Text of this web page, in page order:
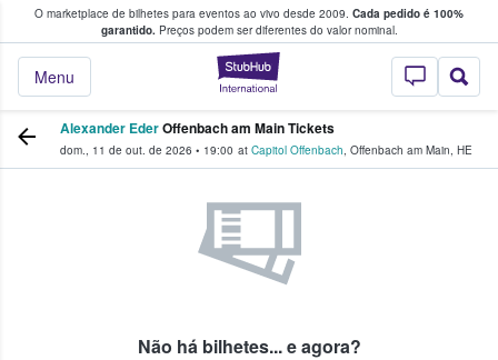
O marketplace de bilhetes para eventos ao vivo desde 2009. Cada pedido é 100%
garantido.Preços podem ser diferentes do valor nominal.
StubHub – onde
Menu
fãs compram e vendem bilhetes
Alexander EderOffenbach am Main Tickets
dom., 11 de out. de 2026 • 19:00 at Capitol Offenbach, Offenbach am Main, HE
Não há bilhetes... e agora?